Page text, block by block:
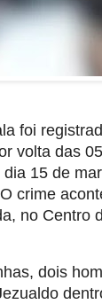
foi
volta das
15 de
crime
no Centro
dois